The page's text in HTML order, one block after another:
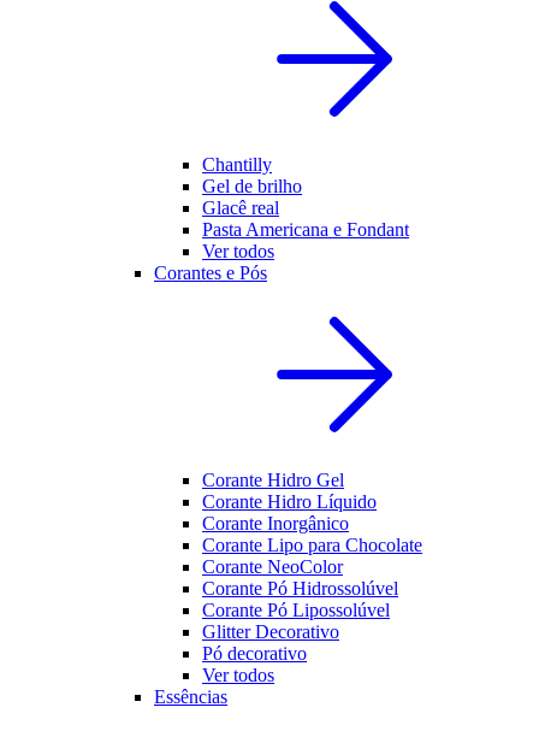
Chantilly
Gel de brilho
Glacê real
Pasta Americana e Fondant
Ver todos
Corantes e Pós
Corante Hidro Gel
Corante Hidro Líquido
Corante Inorgânico
Corante Lipo para Chocolate
Corante NeoColor
Corante Pó Hidrossolúvel
Corante Pó Lipossolúvel
Glitter Decorativo
Pó decorativo
Ver todos
Essências